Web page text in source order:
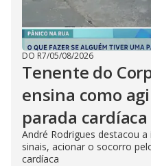
DO R7/05/08/2026
Tenente do
ensina como
parada cardíaca
André Rodrigues destacou
sinais, acionar o socorro
cardíaca